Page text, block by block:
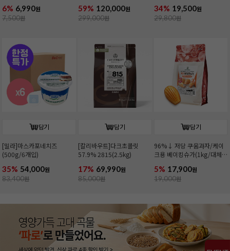
6% 6,990원
7,500원
59% 120,000원
299,000원
34% 19,500원
29,800원
담기
[밀라]마스카포네치즈
(500g/6개입)
35% 54,000원
83,400원
담기
[칼리바우트]다크초콜릿
57.9% 2815(2.5kg)
17% 69,990원
85,000원
담기
96%↓ 저당 쿠움과자/케이
크용 베이킹슈가(1kg/대체
5% 17,900원
19,000원